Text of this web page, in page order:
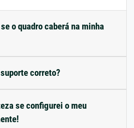
o quadro caberá na minha
correto?
se configurei o meu